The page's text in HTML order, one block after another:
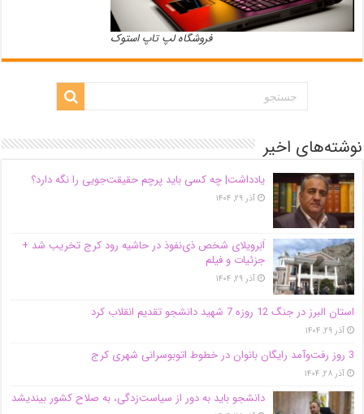
فروشگاه لپ تاپ استوک
نوشته‌های اخیر
یادداشت| ‌چه کسی باید پرچم حقیقت‌جویی را نگه دارد؟
آذر ۲۹, ۱۴۰۴
اَبَر‌ویلای شخص ذی‌نفوذ در حاشیه‌ رود کرج تخریب شد +
جزئیات و فیلم
آذر ۲۹, ۱۴۰۴
استان البرز در جنگ 12 روزه 7 شهید دانشجو تقدیم انقلاب کرد
آذر ۲۹, ۱۴۰۴
3 روز رفت‌وآمد رایگان بانوان در خطوط اتوبوسرانی شهری کرج
آذر ۲۸, ۱۴۰۴
دانشجو باید به دور از سیاست‌زدگی، به صلاح کشور بیندیشد